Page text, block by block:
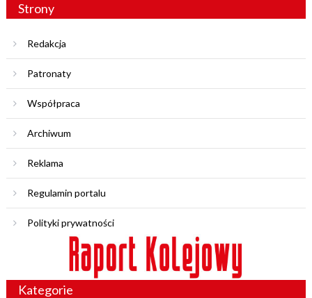
Strony
Redakcja
Patronaty
Współpraca
Archiwum
Reklama
Regulamin portalu
Polityki prywatności
Kategorie